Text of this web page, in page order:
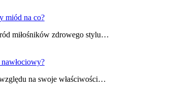
miód na co?
miłośników zdrowego stylu…
na swoje właściwości…